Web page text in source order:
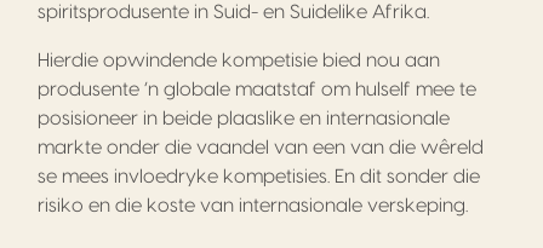
spiritsprodusente in Suid- en Suidelike Afrika.
Hierdie opwindende kompetisie bied nou aan
produsente ‘n globale maatstaf om hulself mee te
posisioneer in beide plaaslike en internasionale
markte onder die vaandel van een van die wêreld
se mees invloedryke kompetisies. En dit sonder die
risiko en die koste van internasionale verskeping.